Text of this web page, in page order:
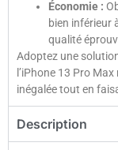
Économie :
bien inférieur
qualité
Adoptez une
l’iPhone 13 Pro
inégalée tout en
Description